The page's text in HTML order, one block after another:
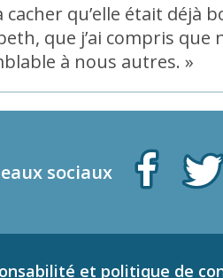
qu’elle était déjà
que j’ai compris
à nous autres. »
sociaux
et politique de